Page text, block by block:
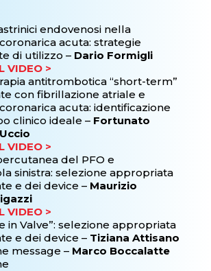
endovenosi nella
acuta: strategie
di utilizzo – Dario Formigli
VIDEO >
antitrombotica “short-term”
con fibrillazione atriale e
acuta: identificazione
clinico ideale – Fortunato
VIDEO >
del PFO e
sinistra: selezione appropriata
e dei device – Maurizio
VIDEO >
in Valve”: selezione appropriata
e dei device – Tiziana Attisano
message – Marco Boccalatte